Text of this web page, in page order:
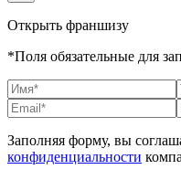
Открыть франшизу
*Поля обязательные для
Заполняя форму, вы
конфиденциальности